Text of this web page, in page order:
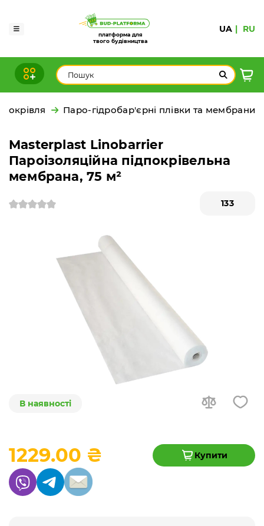
платформа для
твого будівництва
UA RU
Покрівля Паро-гідробар'єрні плівки та мембрани
Masterplast Linobarrier
Пароізоляційна підпокрівельна
мембрана, 75 м²
133
В наявності
1229.00 ₴ Купити